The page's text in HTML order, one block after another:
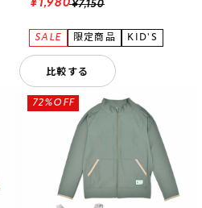
¥7,150
¥1,980
比較する
72%OFF